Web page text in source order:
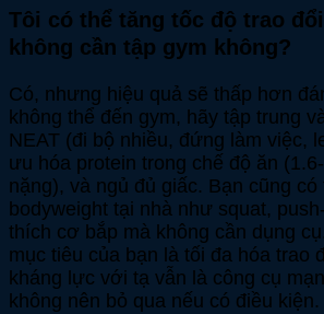
Tôi có thể tăng tốc độ trao
không cần tập gym không?
Có, nhưng hiệu quả sẽ thấp hơn
không thể đến gym, hãy tập trung
NEAT (đi bộ nhiều, đứng làm việc,
ưu hóa protein trong chế độ ăn
nặng), và ngủ đủ giấc. Bạn cũng có
bodyweight tại nhà như squat,
thích cơ bắp mà không cần dụng
mục tiêu của bạn là tối đa hóa trao
kháng lực với tạ vẫn là công cụ
không nên bỏ qua nếu có điều kiện.